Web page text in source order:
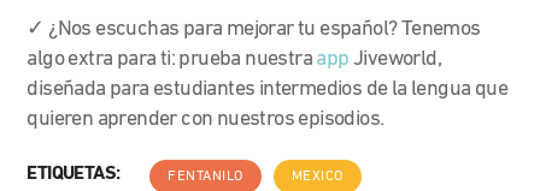
✓ ¿Nos escuchas para mejorar tu español? Tenemos
algo extra para ti: prueba nuestra app Jiveworld,
diseñada para estudiantes intermedios de la lengua que
quieren aprender con nuestros episodios.
ETIQUETAS: FENTANILO MEXICO